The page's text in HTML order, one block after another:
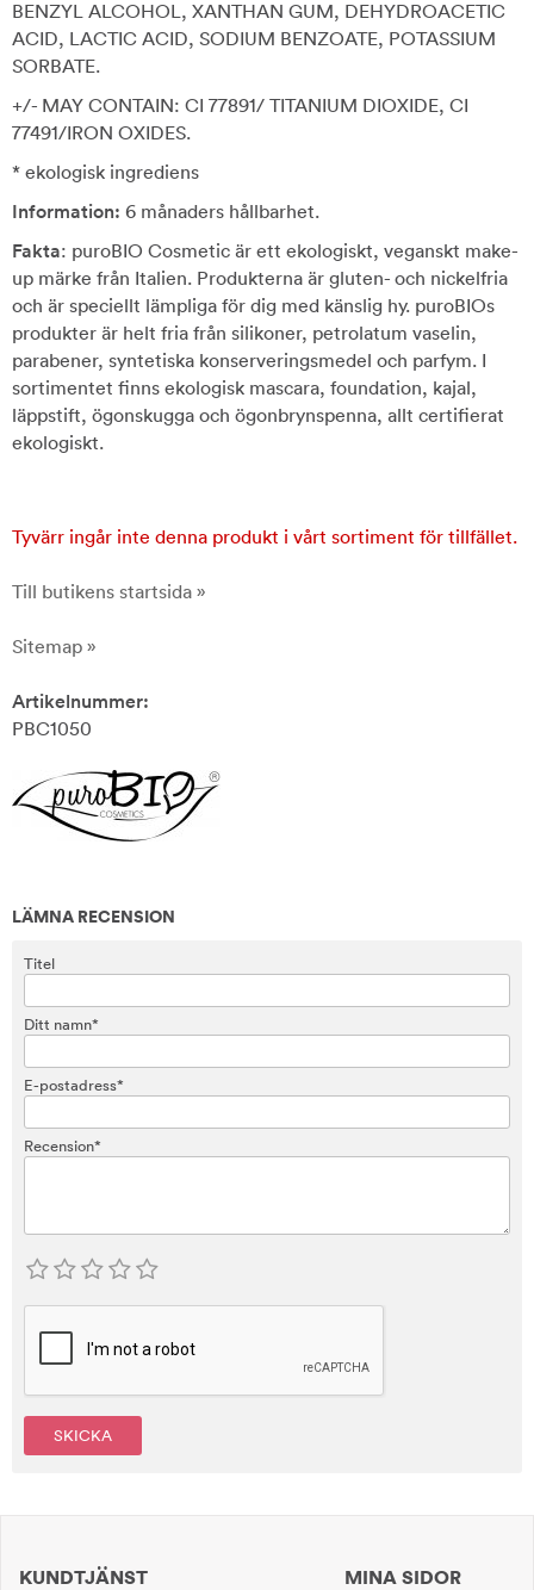
BENZYL ALCOHOL, XANTHAN GUM, DEHYDROACETIC
ACID, LACTIC ACID, SODIUM BENZOATE, POTASSIUM
SORBATE.
+/- MAY CONTAIN: CI 77891/ TITANIUM DIOXIDE, CI
77491/IRON OXIDES.
* ekologisk ingrediens
Information: 6 månaders hållbarhet.
Fakta: puroBIO Cosmetic är ett ekologiskt, veganskt make-
up märke från Italien. Produkterna är gluten- och nickelfria
och är speciellt lämpliga för dig med känslig hy. puroBIOs
produkter är helt fria från silikoner, petrolatum vaselin,
parabener, syntetiska konserveringsmedel och parfym. I
sortimentet finns ekologisk mascara, foundation, kajal,
läppstift, ögonskugga och ögonbrynspenna, allt certifierat
ekologiskt.
Tyvärr ingår inte denna produkt i vårt sortiment för tillfället.
Till butikens startsida »
Sitemap »
Artikelnummer:
PBC1050
LÄMNA RECENSION
Titel
Ditt namn*
E-postadress*
Recension*
SKICKA
KUNDTJÄNST MINA SIDOR